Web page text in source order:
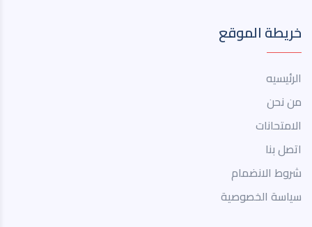
خريطة الموقع
الرئيسيه
من نحن
الامتحانات
اتصل بنا
شروط الانضمام
سياسة الخصوصية